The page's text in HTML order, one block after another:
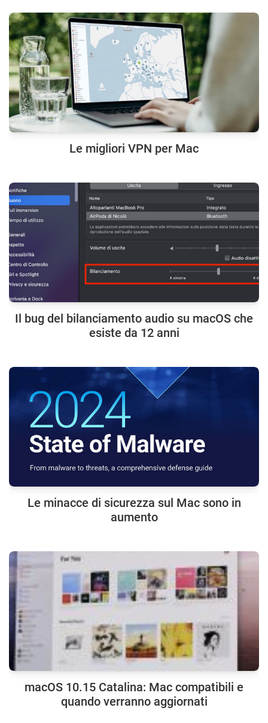
Le migliori VPN per Mac
Il bug del bilanciamento audio su macOS che
esiste da 12 anni
Le minacce di sicurezza sul Mac sono in
aumento
macOS 10.15 Catalina: Mac compatibili e
quando verranno aggiornati